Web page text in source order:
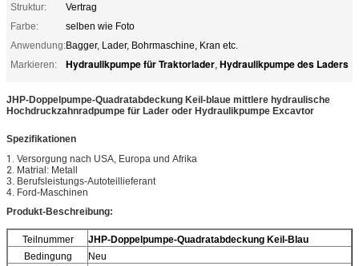
Struktur:
Vertrag
Farbe:
selben wie Foto
Anwendung:Bagger, Lader, Bohrmaschine, Kran etc.
Markieren:
Hydraulikpumpe für Traktorlader, Hydraulikpumpe des Laders
JHP-Doppelpumpe-Quadratabdeckung Keil-blaue mittlere hydraulische
Hochdruckzahnradpumpe für Lader oder Hydraulikpumpe Excavtor
Spezifikationen
1. Versorgung nach USA, Europa und Afrika
2. Matrial: Metall
3. Berufsleistungs-Autoteillieferant
4. Ford-Maschinen
Produkt-Beschreibung:
Teilnummer
JHP-Doppelpumpe-Quadratabdeckung Keil-Blau
Bedingung
Neu